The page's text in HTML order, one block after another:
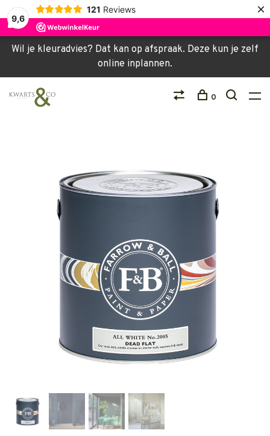
9,6
121 Reviews ×
Wil je kleuradvies? Dat kan op afspraak. Deze kun je zelf
online inplannen.
0